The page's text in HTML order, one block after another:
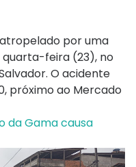
por uma
feira (23), no
O acidente
próximo ao Mercado
da Gama causa